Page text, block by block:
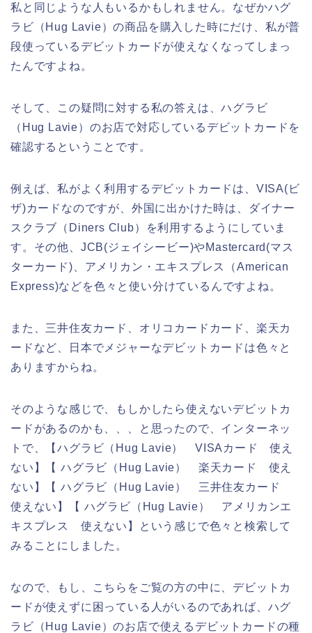
私と同じような人もいるかもしれません。なぜかハグ
ラビ（Hug Lavie）の商品を購入した時にだけ、私が普
段使っているデビットカードが使えなくなってしまっ
たんですよね。
そして、この疑問に対する私の答えは、ハグラビ
（Hug Lavie）のお店で対応しているデビットカードを
確認するということです。
例えば、私がよく利用するデビットカードは、VISA(ビ
ザ)カードなのですが、外国に出かけた時は、ダイナー
スクラブ（Diners Club）を利用するようにしていま
す。その他、JCB(ジェイシービー)やMastercard(マス
ターカード)、アメリカン・エキスプレス（American
Express)などを色々と使い分けているんですよね。
また、三井住友カード、オリコカードカード、楽天カ
ードなど、日本でメジャーなデビットカードは色々と
ありますからね。
そのような感じで、もしかしたら使えないデビットカ
ードがあるのかも、、、と思ったので、インターネッ
トで、【ハグラビ（Hug Lavie） VISAカード 使え
ない】【 ハグラビ（Hug Lavie） 楽天カード 使え
ない】【 ハグラビ（Hug Lavie） 三井住友カード
使えない】【 ハグラビ（Hug Lavie） アメリカンエ
キスプレス 使えない】という感じで色々と検索して
みることにしました。
なので、もし、こちらをご覧の方の中に、デビットカ
ードが使えずに困っている人がいるのであれば、ハグ
ラビ（Hug Lavie）のお店で使えるデビットカードの種